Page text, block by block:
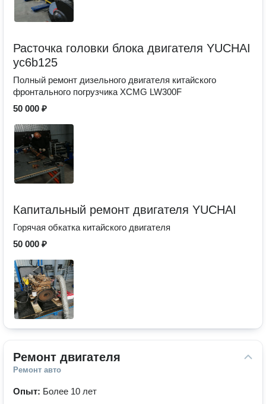
Расточка головки блока двигателя YUCHAI
yc6b125
Полный ремонт дизельного двигателя китайского
фронтального погрузчика XCMG LW300F
50 000 ₽
Капитальный ремонт двигателя YUCHAI
Горячая обкатка китайского двигателя
50 000 ₽
Ремонт двигателя
Ремонт авто
Опыт: Более 10 лет